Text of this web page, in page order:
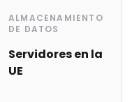
ALMACENAMIENTO
DE DATOS
Servidores en la
UE